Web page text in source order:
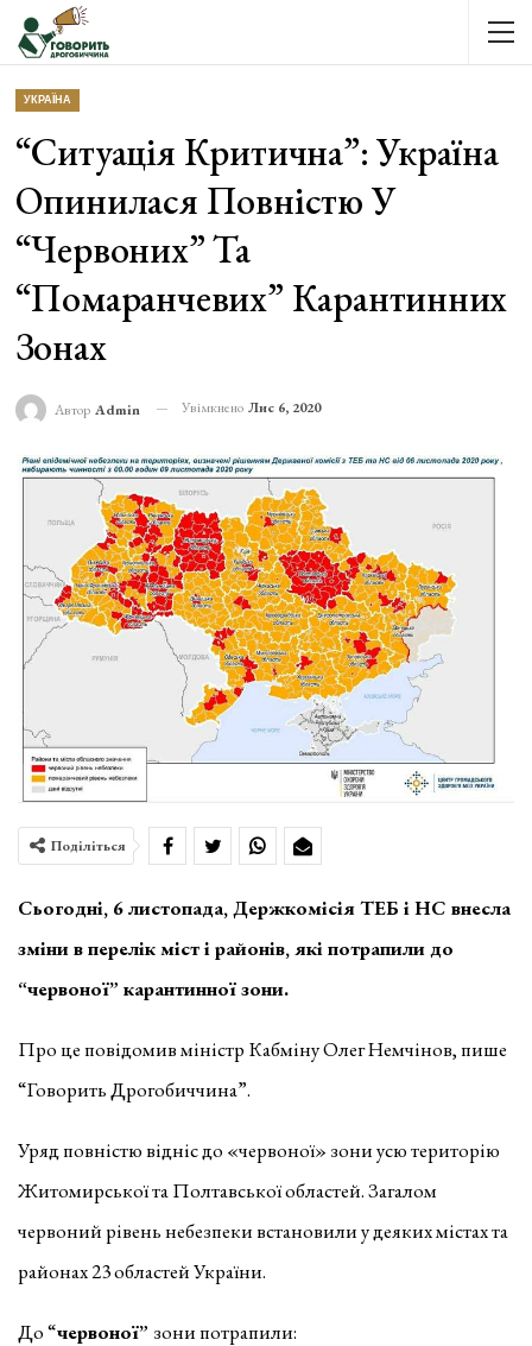
УКРАЇНА
“Ситуація Критична”: Україна
Опинилася Повністю У
“червоних” Та
“помаранчевих” Карантинних
Зонах
Автор Admin Увімкнено Лис 6, 2020
Поділіться
Сьогодні, 6 листопада, Держкомісія ТЕБ і НС внесла
зміни в перелік міст і районів, які потрапили до
“червоної” карантинної зони.
Про це повідомив міністр Кабміну Олег Немчінов, пише
“Говорить Дрогобиччина”.
Уряд повністю відніс до «червоної» зони усю територію
Житомирської та Полтавської областей. Загалом
червоний рівень небезпеки встановили у деяких містах та
районах 23 областей України.
До “червоної” зони потрапили: